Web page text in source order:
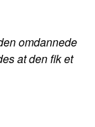
omdannede
at den fik et